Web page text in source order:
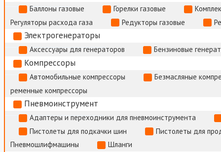
Баллоны газовые Горелки газовые
Регуляторы расхода газа
Редукторы газовые
Электрогенераторы
Аксессуары для генераторов Бензиновые
Компрессоры
Автомобильные компрессоры
Безмасляные
ременные компрессоры
Пневмоинструмент
Адаптеры и переходники для пневмоинструмента
Пистолеты для подкачки шин
Пистолеты для
Пневмошлифмашины
Шланги